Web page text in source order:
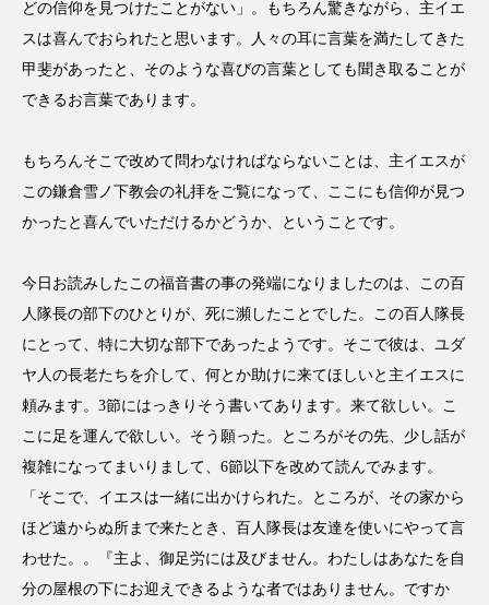
どの信仰を見つけたことがない」。もちろん驚きながら、主イエ
スは喜んでおられたと思います。人々の耳に言葉を満たしてきた
甲斐があったと、そのような喜びの言葉としても聞き取ることが
できるお言葉であります。
もちろんそこで改めて問わなければならないことは、主イエスが
この鎌倉雪ノ下教会の礼拝をご覧になって、ここにも信仰が見つ
かったと喜んでいただけるかどうか、ということです。
今日お読みしたこの福音書の事の発端になりましたのは、この百
人隊長の部下のひとりが、死に瀕したことでした。この百人隊長
にとって、特に大切な部下であったようです。そこで彼は、ユダ
ヤ人の長老たちを介して、何とか助けに来てほしいと主イエスに
頼みます。3節にはっきりそう書いてあります。来て欲しい。こ
こに足を運んで欲しい。そう願った。ところがその先、少し話が
複雑になってまいりまして、6節以下を改めて読んでみます。
「そこで、イエスは一緒に出かけられた。ところが、その家から
ほど遠からぬ所まで来たとき、百人隊長は友達を使いにやって言
わせた。。『主よ、御足労には及びません。わたしはあなたを自
分の屋根の下にお迎えできるような者ではありません。ですか